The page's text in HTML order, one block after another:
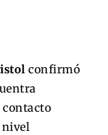
confirmó
contacto
nivel